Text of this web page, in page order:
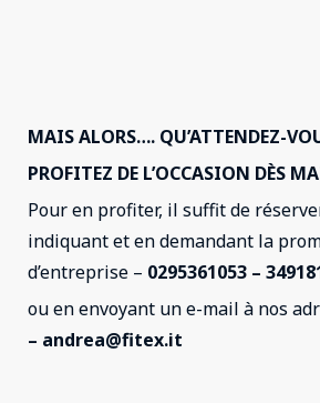
MAIS ALORS…. QU’ATTENDEZ-
PROFITEZ DE L’OCCASION DÈS
Pour en profiter, il suffit de
indiquant et en demandant la
d’entreprise – 0295361053 –
ou en envoyant un e-mail à nos
– andrea@fitex.it